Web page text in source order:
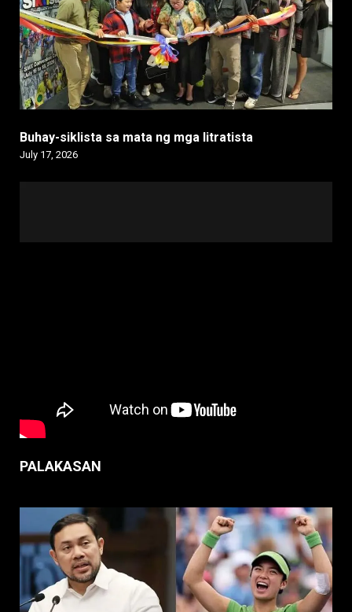
Buhay-siklista sa mata ng mga litratista
July 17, 2026
PALAKASAN